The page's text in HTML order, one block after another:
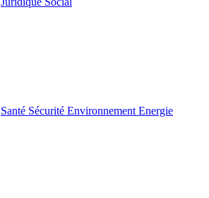
Santé Sécurité Environnement Energie